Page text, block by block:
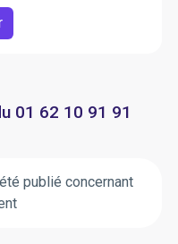
01 62 10 91 91
publié concernant